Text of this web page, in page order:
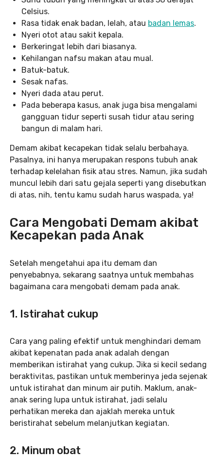
Celsius.
Rasa tidak enak badan, lelah, atau badan lemas.
Nyeri otot atau sakit kepala.
Berkeringat lebih dari biasanya.
Kehilangan nafsu makan atau mual.
Batuk-batuk.
Sesak nafas.
Nyeri dada atau perut.
Pada beberapa kasus, anak juga bisa mengalami
gangguan tidur seperti susah tidur atau sering
bangun di malam hari.
Demam akibat kecapekan tidak selalu berbahaya.
Pasalnya, ini hanya merupakan respons tubuh anak
terhadap kelelahan fisik atau stres. Namun, jika sudah
muncul lebih dari satu gejala seperti yang disebutkan
di atas, nih, tentu kamu sudah harus waspada, ya!
Cara Mengobati Demam akibat
Kecapekan pada Anak
Setelah mengetahui apa itu demam dan
penyebabnya, sekarang saatnya untuk membahas
bagaimana cara mengobati demam pada anak.
1. Istirahat cukup
Cara yang paling efektif untuk menghindari demam
akibat kepenatan pada anak adalah dengan
memberikan istirahat yang cukup. Jika si kecil sedang
beraktivitas, pastikan untuk memberinya jeda sejenak
untuk istirahat dan minum air putih. Maklum, anak-
anak sering lupa untuk istirahat, jadi selalu
perhatikan mereka dan ajaklah mereka untuk
beristirahat sebelum melanjutkan kegiatan.
2. Minum obat